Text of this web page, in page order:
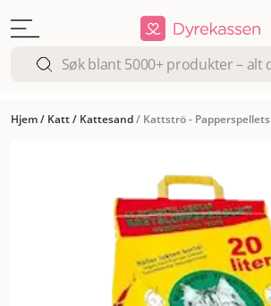
Hjem/ Katt/ Kattesand/ Kattströ - Papperspellets